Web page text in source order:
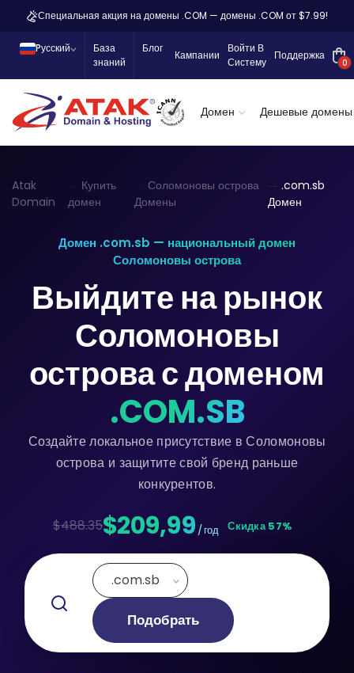
Специальная акция на домены .COM — домены .COM от $7.99!
Pусский
База
знаний
Блог
Кампании
Войти В
Систему
Поддержка
0
Домен Дешевые домены
Atak
Domain
Купить
домен
Соломоновы острова
Домены
.com.sb
Домен
Домен .com.sb — национальный домен
Соломоновы острова
Выйдите на рынок
Соломоновы
острова с доменом
.COM.SB
Создайте локальное присутствие в Соломоновы
острова и защитите свой бренд раньше
конкурентов.
$488.35$209,99 / год Скидка 57%
.com.sb
Подобрать